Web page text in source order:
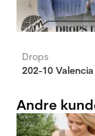
Drops
Andre